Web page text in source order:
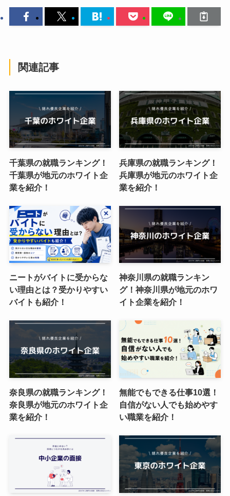
関連記事
千葉県の就職ランキング！
千葉県が地元のホワイト企
業を紹介！
兵庫県の就職ランキング！
兵庫県が地元のホワイト企
業を紹介！
ニートがバイトに受からな
い理由とは？受かりやすい
バイトも紹介！
神奈川県の就職ランキン
グ！神奈川県が地元のホワ
イト企業を紹介！
奈良県の就職ランキング！
奈良県が地元のホワイト企
業を紹介！
無能でもできる仕事10選！
自信がない人でも始めやす
い職業を紹介！